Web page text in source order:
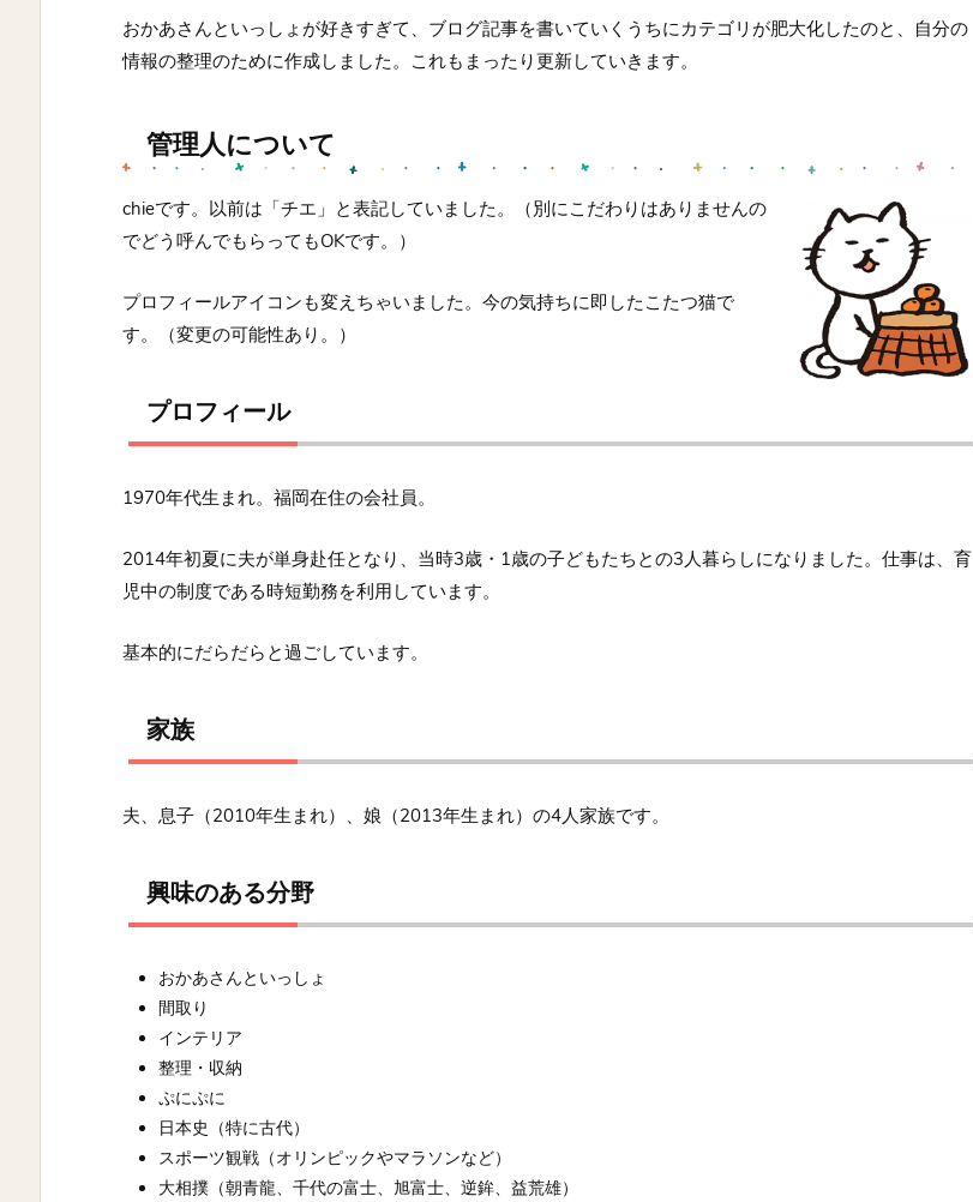
おかあさんといっしょが好きすぎて、ブログ記事を書いていくうちにカテゴリが肥大化したのと、自分の
情報の整理のために作成しました。これもまったり更新していきます。
管理人について
chieです。以前は「チエ」と表記していました。（別にこだわりはありませんの
でどう呼んでもらってもOKです。）
プロフィールアイコンも変えちゃいました。今の気持ちに即したこたつ猫で
す。（変更の可能性あり。）
プロフィール
1970年代生まれ。福岡在住の会社員。
2014年初夏に夫が単身赴任となり、当時3歳・1歳の子どもたちとの3人暮らしになりました。仕事は、育
児中の制度である時短勤務を利用しています。
基本的にだらだらと過ごしています。
家族
夫、息子（2010年生まれ）、娘（2013年生まれ）の4人家族です。
興味のある分野
おかあさんといっしょ
間取り
インテリア
整理・収納
ぷにぷに
日本史（特に古代）
スポーツ観戦（オリンピックやマラソンなど）
大相撲（朝青龍、千代の富士、旭富士、逆鉾、益荒雄）